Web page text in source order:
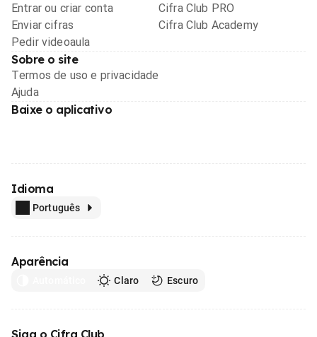
Entrar ou criar conta
Enviar cifras
Pedir videoaula
Cifra Club PRO
Cifra Club Academy
Sobre o site
Termos de uso e privacidade
Ajuda
Baixe o aplicativo
Idioma
Português
Aparência
Claro Escuro
Siga o Cifra Club